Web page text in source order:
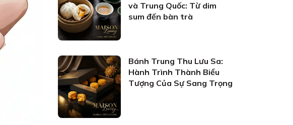
và Trung Quốc: Từ dim
sum đến bàn trà
Bánh Trung Thu Lưu Sa:
Hành Trình Thành Biểu
Tượng Của Sự Sang Trọng